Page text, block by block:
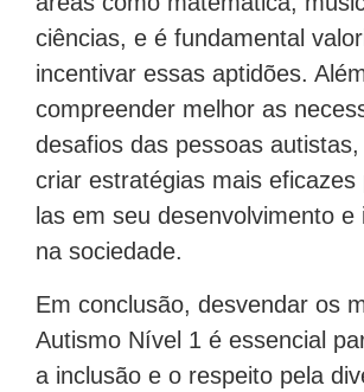
ciências, e é fundamental
incentivar essas aptidões.
compreender melhor as
desafios das pessoas
criar estratégias mais eficazes
las em seu desenvolvimento e
na sociedade.
Em conclusão, desvendar os
Autismo Nível 1 é essencial
a inclusão e o respeito pela